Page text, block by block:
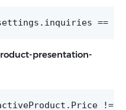
presentation-